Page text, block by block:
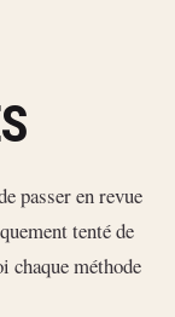
passer en revue
tenté de
chaque méthode